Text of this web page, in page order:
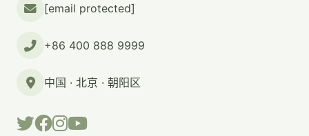
[email protected]
+86 400 888 9999
中国 · 北京 · 朝阳区